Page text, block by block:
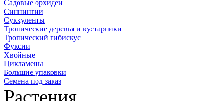
Садовые орхидеи
Синнингии
Суккуленты
Тропические деревья и кустарники
Тропический гибискус
Фуксии
Хвойные
Цикламены
Большие упаковки
Семена под заказ
Растения